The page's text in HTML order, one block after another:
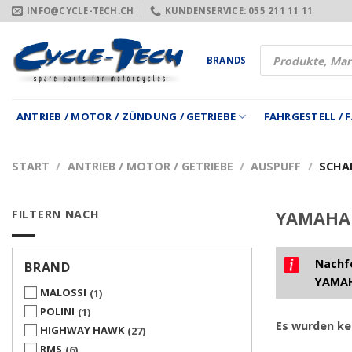
Zum
Inhalt
springen
INFO@CYCLE-TECH.CH KUNDENSERVICE: 055 211 11 11
BRANDS
Products
search
ANTRIEB / MOTOR / ZÜNDUNG / GETRIEBE FAHRGESTELL /
START / ANTRIEB / MOTOR / GETRIEBE / AUSPUFF /
FILTERN NACH
BRAND
MALOSSI 1
POLINI 1
HIGHWAY HAWK 27
RMS
Es wurden